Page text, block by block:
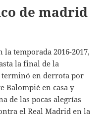
de madrid
temporada 2016-2017,
la final de la
terminó en derrota por
Balompié en casa y
de las pocas alegrías
el Real Madrid en la